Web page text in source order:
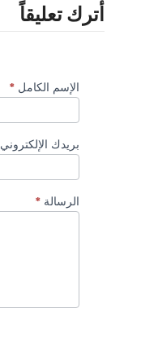
أترك تعليقاً
الإسم الكامل *
بريدك الإلكتروني
الرسالة *